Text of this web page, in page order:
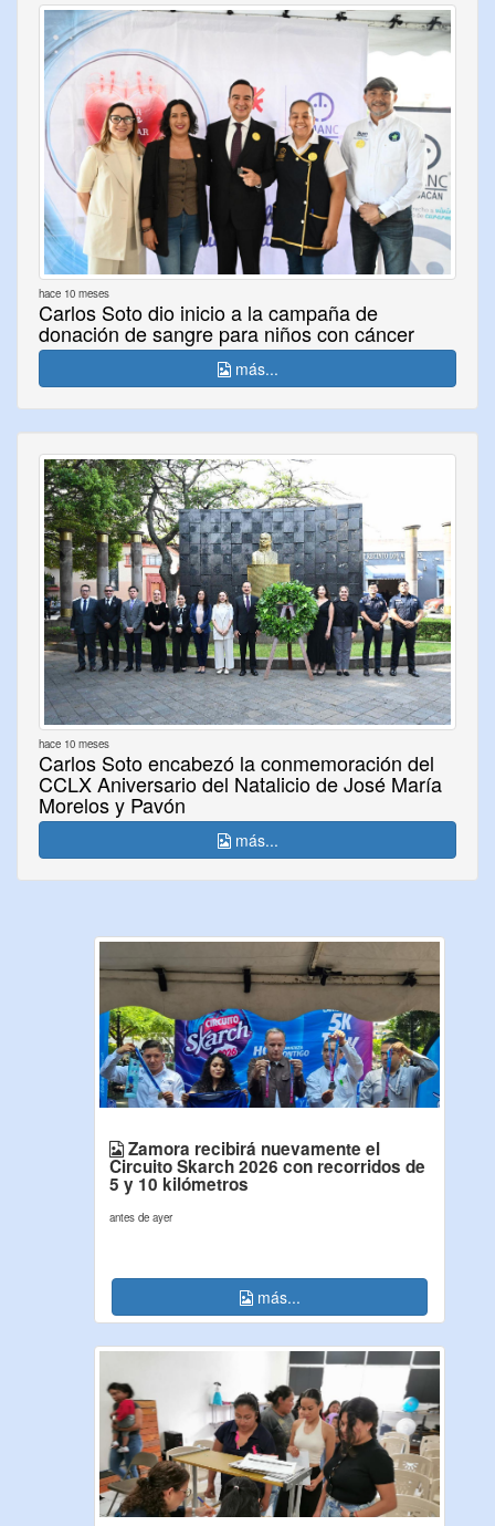
hace 10 meses
Carlos Soto dio inicio a la campaña de
donación de sangre para niños con cáncer
más...
hace 10 meses
Carlos Soto encabezó la conmemoración del
CCLX Aniversario del Natalicio de José María
Morelos y Pavón
más...
Zamora recibirá nuevamente el
Circuito Skarch 2026 con recorridos de
5 y 10 kilómetros
antes de ayer
más...